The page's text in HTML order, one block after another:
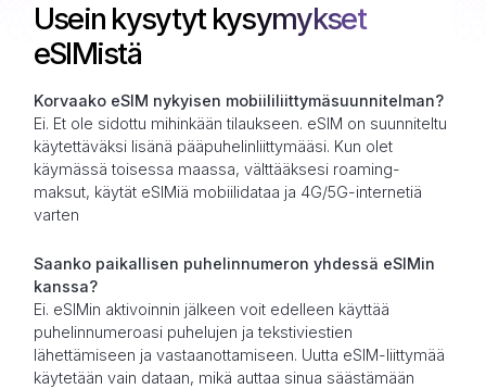
Usein kysytyt kysymykset
eSIMistä
Korvaako eSIM nykyisen mobiililiittymäsuunnitelman?
Ei. Et ole sidottu mihinkään tilaukseen. eSIM on suunniteltu
käytettäväksi lisänä pääpuhelinliittymääsi. Kun olet
käymässä toisessa maassa, välttääksesi roaming-
maksut, käytät eSIMiä mobiilidataa ja 4G/5G-internetiä
varten
Saanko paikallisen puhelinnumeron yhdessä eSIMin
kanssa?
Ei. eSIMin aktivoinnin jälkeen voit edelleen käyttää
puhelinnumeroasi puhelujen ja tekstiviestien
lähettämiseen ja vastaanottamiseen. Uutta eSIM-liittymää
käytetään vain dataan, mikä auttaa sinua säästämään